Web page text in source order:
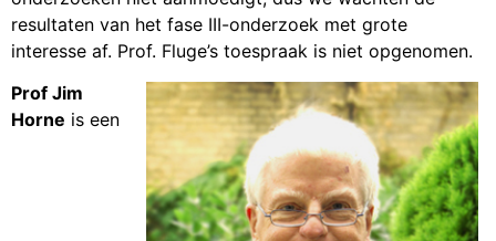
resultaten van het fase III-onderzoek met grote
interesse af. Prof. Fluge’s toespraak is niet opgenomen.
Prof Jim
Horne is een